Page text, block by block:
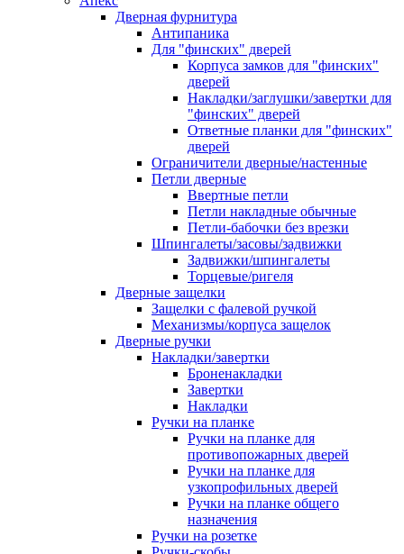
Дверная фурнитура
Антипаника
Для "финских" дверей
Корпуса замков для "финских"
дверей
Накладки/заглушки/завертки для
"финских" дверей
Ответные планки для "финских"
дверей
Ограничители дверные/настенные
Петли дверные
Ввертные петли
Петли накладные обычные
Петли-бабочки без врезки
Шпингалеты/засовы/задвижки
Задвижки/шпингалеты
Торцевые/ригеля
Дверные защелки
Защелки с фалевой ручкой
Механизмы/корпуса защелок
Дверные ручки
Накладки/завертки
Броненакладки
Завертки
Накладки
Ручки на планке
Ручки на планке для
противопожарных дверей
Ручки на планке для
узкопрофильных дверей
Ручки на планке общего
назначения
Ручки на розетке